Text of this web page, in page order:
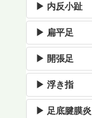
▶ 内反小趾
▶ 扁平足
▶ 開張足
▶ 浮き指
▶ 足底腱膜炎